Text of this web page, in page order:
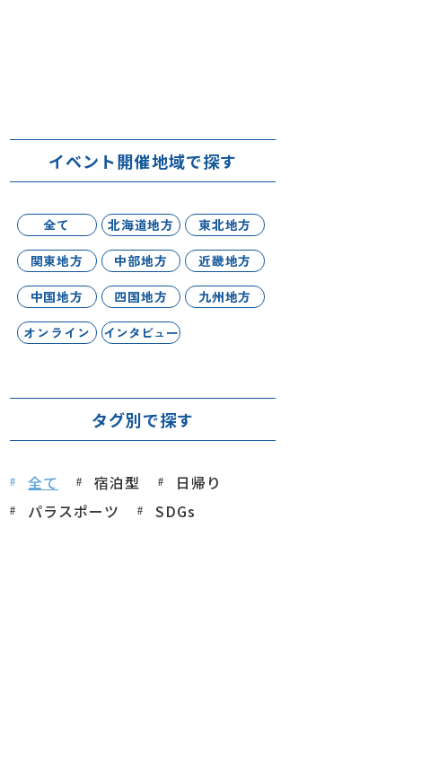
イベント開催地域で探す
全て 北海道地方
東北地方
関東地方
中部地方
近畿地方
中国地方
四国地方
九州地方
オンライン
インタビュー
タグ別で探す
全て 宿泊型
日帰り
パラスポーツ
SDGs